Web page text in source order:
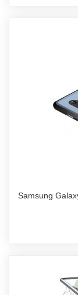
Samsung